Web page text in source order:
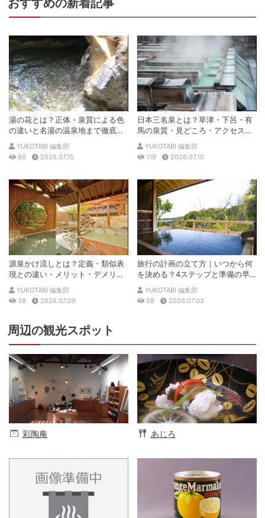
湯の花とは？正体・泉質による色
の違いと名湯の温泉地まで徹底解
説
YUKOTABI 編集部
86
2026.07.15
日本三名泉とは？草津・下呂・有
馬の泉質・見どころ・アクセスを
徹底解説
YUKOTABI 編集部
119
2026.07.10
源泉かけ流しとは？定義・類似表
現との違い・メリット・デメリッ
トを解説
YUKOTABI 編集部
38
2026.07.09
旅行の計画の立て方｜いつから何
を決める？4ステップと準備の早
見表
YUKOTABI 編集部
58
2026.07.03
周辺の観光スポット
彩陶庵 あじろ